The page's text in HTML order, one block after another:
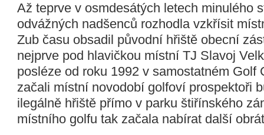
Až teprve v osmdesátých letech minulého
odvážných nadšenců rozhodla vzkřísit
Zub času obsadil původní hřiště obecní
nejprve pod hlavičkou místní TJ Slavoj
posléze od roku 1992 v samostatném Golf
začali místní novodobí golfoví prospektoři
ilegálně hřiště přímo v parku štiřínského
místního golfu tak začala nabírat další